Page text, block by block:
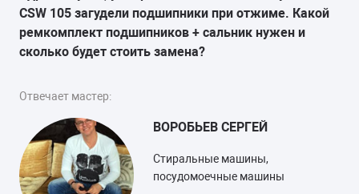
CSW 105 загудели подшипники при отжиме. Какой
ремкомплект подшипников + сальник нужен и
сколько будет стоить замена?
Отвечает мастер:
ВОРОБЬЕВ СЕРГЕЙ
Стиральные машины,
посудомоечные машины